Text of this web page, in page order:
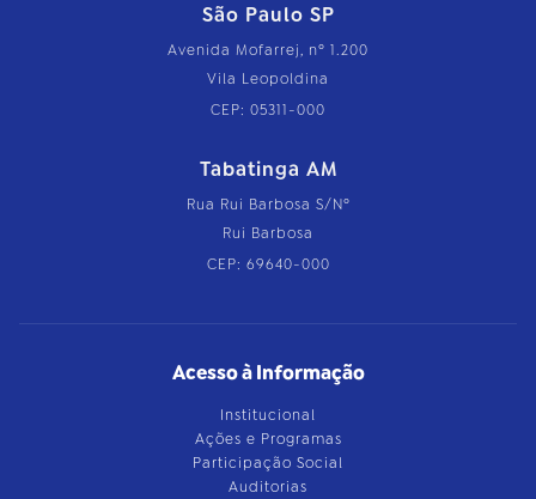
São Paulo SP
Avenida Mofarrej, nº 1.200
Vila Leopoldina
CEP: 05311-000
Tabatinga AM
Rua Rui Barbosa S/Nº
Rui Barbosa
CEP: 69640-000
Acesso à Informação
Institucional
Ações e Programas
Participação Social
Auditorias